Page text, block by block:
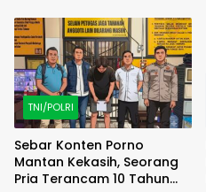
TNI/POLRI
Sebar Konten Porno
Mantan Kekasih, Seorang
Pria Terancam 10 Tahun